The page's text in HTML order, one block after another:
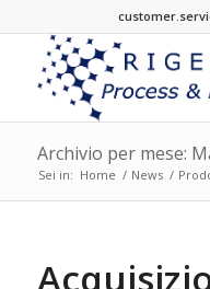
Archivio per mese:
Sei in: Home / News /